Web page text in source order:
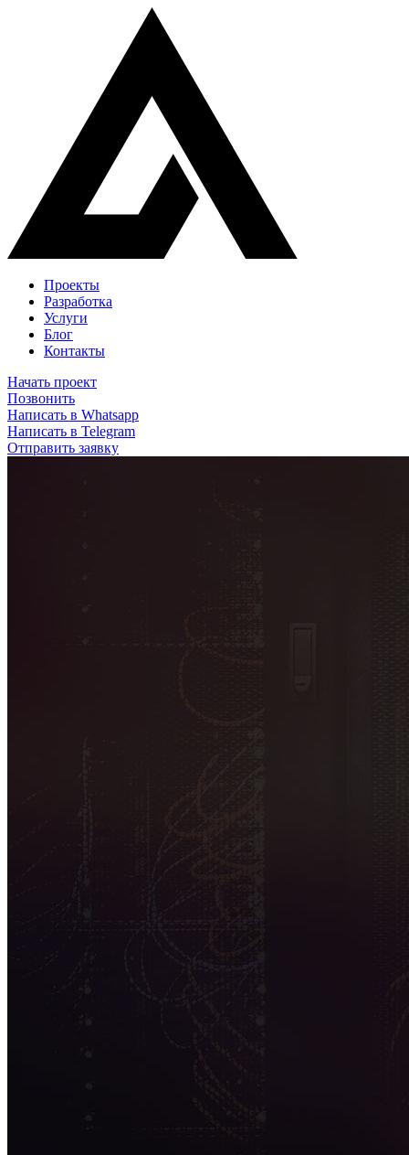
Проекты
Разработка
Услуги
Блог
Контакты
Начать проект
Позвонить
Написать в Whatsapp
Написать в Telegram
Отправить заявку